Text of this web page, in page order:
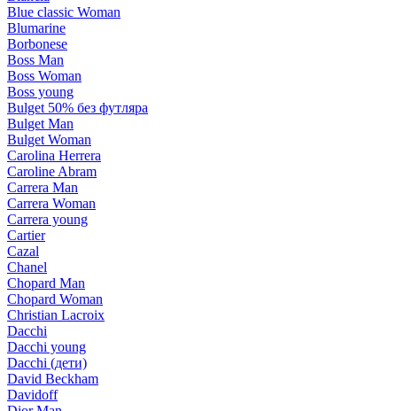
Blue classic Woman
Blumarine
Borbonese
Boss Man
Boss Woman
Boss young
Bulget 50% без футляра
Bulget Man
Bulget Woman
Carolina Herrera
Caroline Abram
Carrera Man
Carrera Woman
Carrera young
Cartier
Cazal
Chanel
Chopard Man
Chopard Woman
Christian Lacroix
Dacchi
Dacchi young
Dacchi (дети)
David Beckham
Davidoff